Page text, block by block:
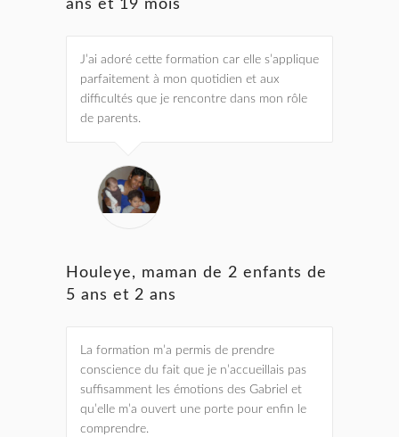
ans et 19 mois
J’ai adoré cette formation car elle s’applique
parfaitement à mon quotidien et aux
difficultés que je rencontre dans mon rôle
de parents.
Houleye, maman de 2 enfants de
5 ans et 2 ans
La formation m’a permis de prendre
conscience du fait que je n’accueillais pas
suffisamment les émotions des Gabriel et
qu’elle m’a ouvert une porte pour enfin le
comprendre.